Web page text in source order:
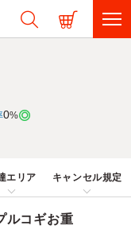
0%
エリア キャンセル規定
ルコギお重